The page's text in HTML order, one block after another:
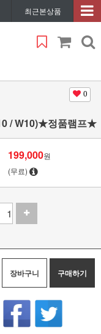
최근본상품
0
/ W10)★정품램프★
199,000원
(무료)
장바구니 구매하기